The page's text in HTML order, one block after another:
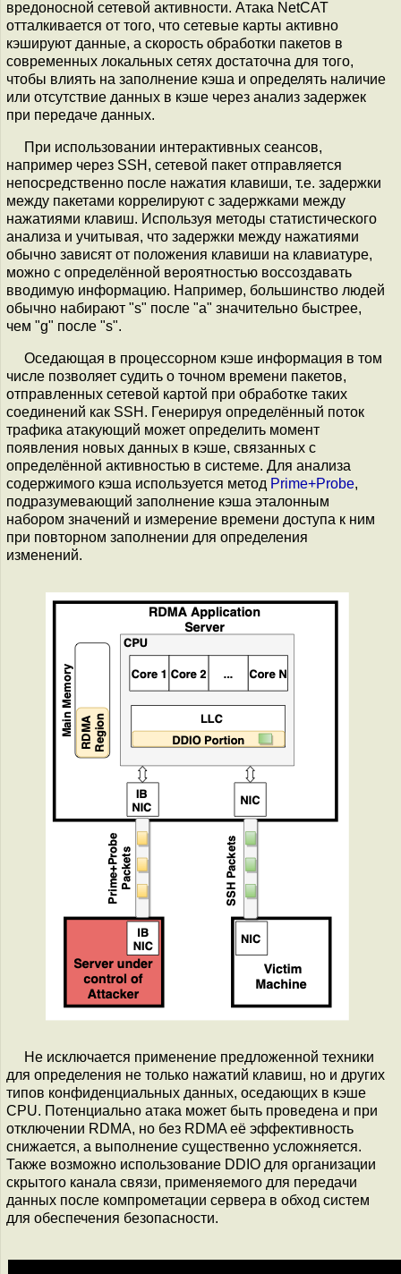
вредоносной сетевой активности. Атака NetCAT
отталкивается от того, что сетевые карты активно
кэшируют данные, а скорость обработки пакетов в
современных локальных сетях достаточна для того,
чтобы влиять на заполнение кэша и определять наличие
или отсутствие данных в кэше через анализ задержек
при передаче данных.
При использовании интерактивных сеансов,
например через SSH, сетевой пакет отправляется
непосредственно после нажатия клавиши, т.е. задержки
между пакетами коррелируют с задержками между
нажатиями клавиш. Используя методы статистического
анализа и учитывая, что задержки между нажатиями
обычно зависят от положения клавиши на клавиатуре,
можно с определённой вероятностью воссоздавать
вводимую информацию. Например, большинство людей
обычно набирают "s" после "a" значительно быстрее,
чем "g" после "s".
Оседающая в процессорном кэше информация в том
числе позволяет судить о точном времени пакетов,
отправленных сетевой картой при обработке таких
соединений как SSH. Генерируя определённый поток
трафика атакующий может определить момент
появления новых данных в кэше, связанных с
определённой активностью в системе. Для анализа
содержимого кэша используется метод Prime+Probe,
подразумевающий заполнение кэша эталонным
набором значений и измерение времени доступа к ним
при повторном заполнении для определения
изменений.
Не исключается применение предложенной техники
для определения не только нажатий клавиш, но и других
типов конфиденциальных данных, оседающих в кэше
CPU. Потенциально атака может быть проведена и при
отключении RDMA, но без RDMA её эффективность
снижается, а выполнение существенно усложняется.
Также возможно использование DDIO для организации
скрытого канала связи, применяемого для передачи
данных после компрометации сервера в обход систем
для обеспечения безопасности.